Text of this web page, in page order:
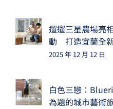
遛遛三星農場亮
動 打造宜蘭全
2025 年 12 月 12 日
白色三戀：
為題的城市藝術